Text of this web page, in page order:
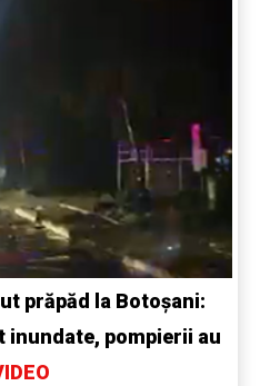
prăpăd la Botoșani:
inundate, pompierii au